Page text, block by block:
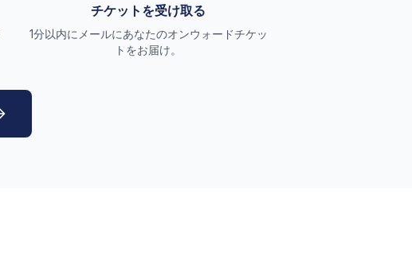
チケットを受け取る
1分以内にメールにあなたのオンウォードチケッ
トをお届け。